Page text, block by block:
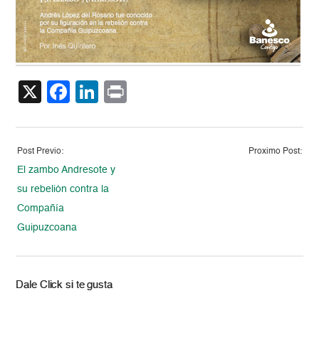
X Facebook
LinkedIn
Post Previo:
El zambo Andresote y
su rebelión contra la
Compañía
Guipuzcoana
Proximo Post:
Dale Click si te gusta